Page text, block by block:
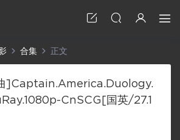
合集 正文
]Captain.America.Duology.
CnSCG[国英/27.1